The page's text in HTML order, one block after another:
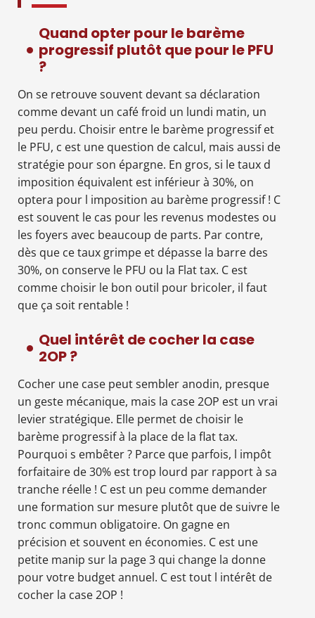
Quand opter pour le barème
progressif plutôt que pour le PFU
?
On se retrouve souvent devant sa déclaration
comme devant un café froid un lundi matin, un
peu perdu. Choisir entre le barème progressif et
le PFU, c est une question de calcul, mais aussi de
stratégie pour son épargne. En gros, si le taux d
imposition équivalent est inférieur à 30%, on
optera pour l imposition au barème progressif ! C
est souvent le cas pour les revenus modestes ou
les foyers avec beaucoup de parts. Par contre,
dès que ce taux grimpe et dépasse la barre des
30%, on conserve le PFU ou la Flat tax. C est
comme choisir le bon outil pour bricoler, il faut
que ça soit rentable !
Quel intérêt de cocher la case
2OP ?
Cocher une case peut sembler anodin, presque
un geste mécanique, mais la case 2OP est un vrai
levier stratégique. Elle permet de choisir le
barème progressif à la place de la flat tax.
Pourquoi s embêter ? Parce que parfois, l impôt
forfaitaire de 30% est trop lourd par rapport à sa
tranche réelle ! C est un peu comme demander
une formation sur mesure plutôt que de suivre le
tronc commun obligatoire. On gagne en
précision et souvent en économies. C est une
petite manip sur la page 3 qui change la donne
pour votre budget annuel. C est tout l intérêt de
cocher la case 2OP !